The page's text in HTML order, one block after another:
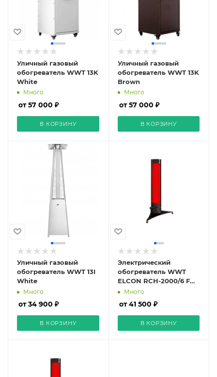
Уличный газовый
обогреватель WWT 13K
White
Много
от 57 000 ₽
В КОРЗИНУ
Уличный газовый
обогреватель WWT 13K
Brown
Много
от 57 000 ₽
В КОРЗИНУ
Уличный газовый
обогреватель WWT 13I
White
Много
от 34 900 ₽
В КОРЗИНУ
Электрический
обогреватель WWT
ELCON RCH-2000/6 F
Spinner
Много
от 41 500 ₽
В КОРЗИНУ